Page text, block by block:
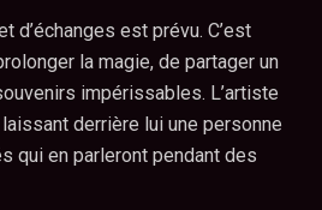
d’échanges est prévu. C’est
la magie, de partager un
impérissables. L’artiste
derrière lui une personne
qui en parleront pendant des